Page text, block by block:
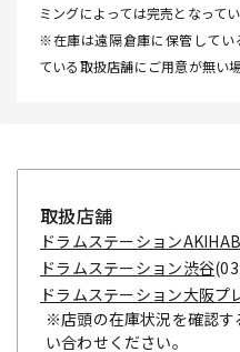
ミングによっては完売となって
※在庫は遠隔倉庫に保管してい
ている取扱店舗にご用意が無い
取扱店舗
ドラムステーション
ドラムステーション渋谷
ドラムステーション大阪プ
※店頭の在庫状況を確認
い合わせください。